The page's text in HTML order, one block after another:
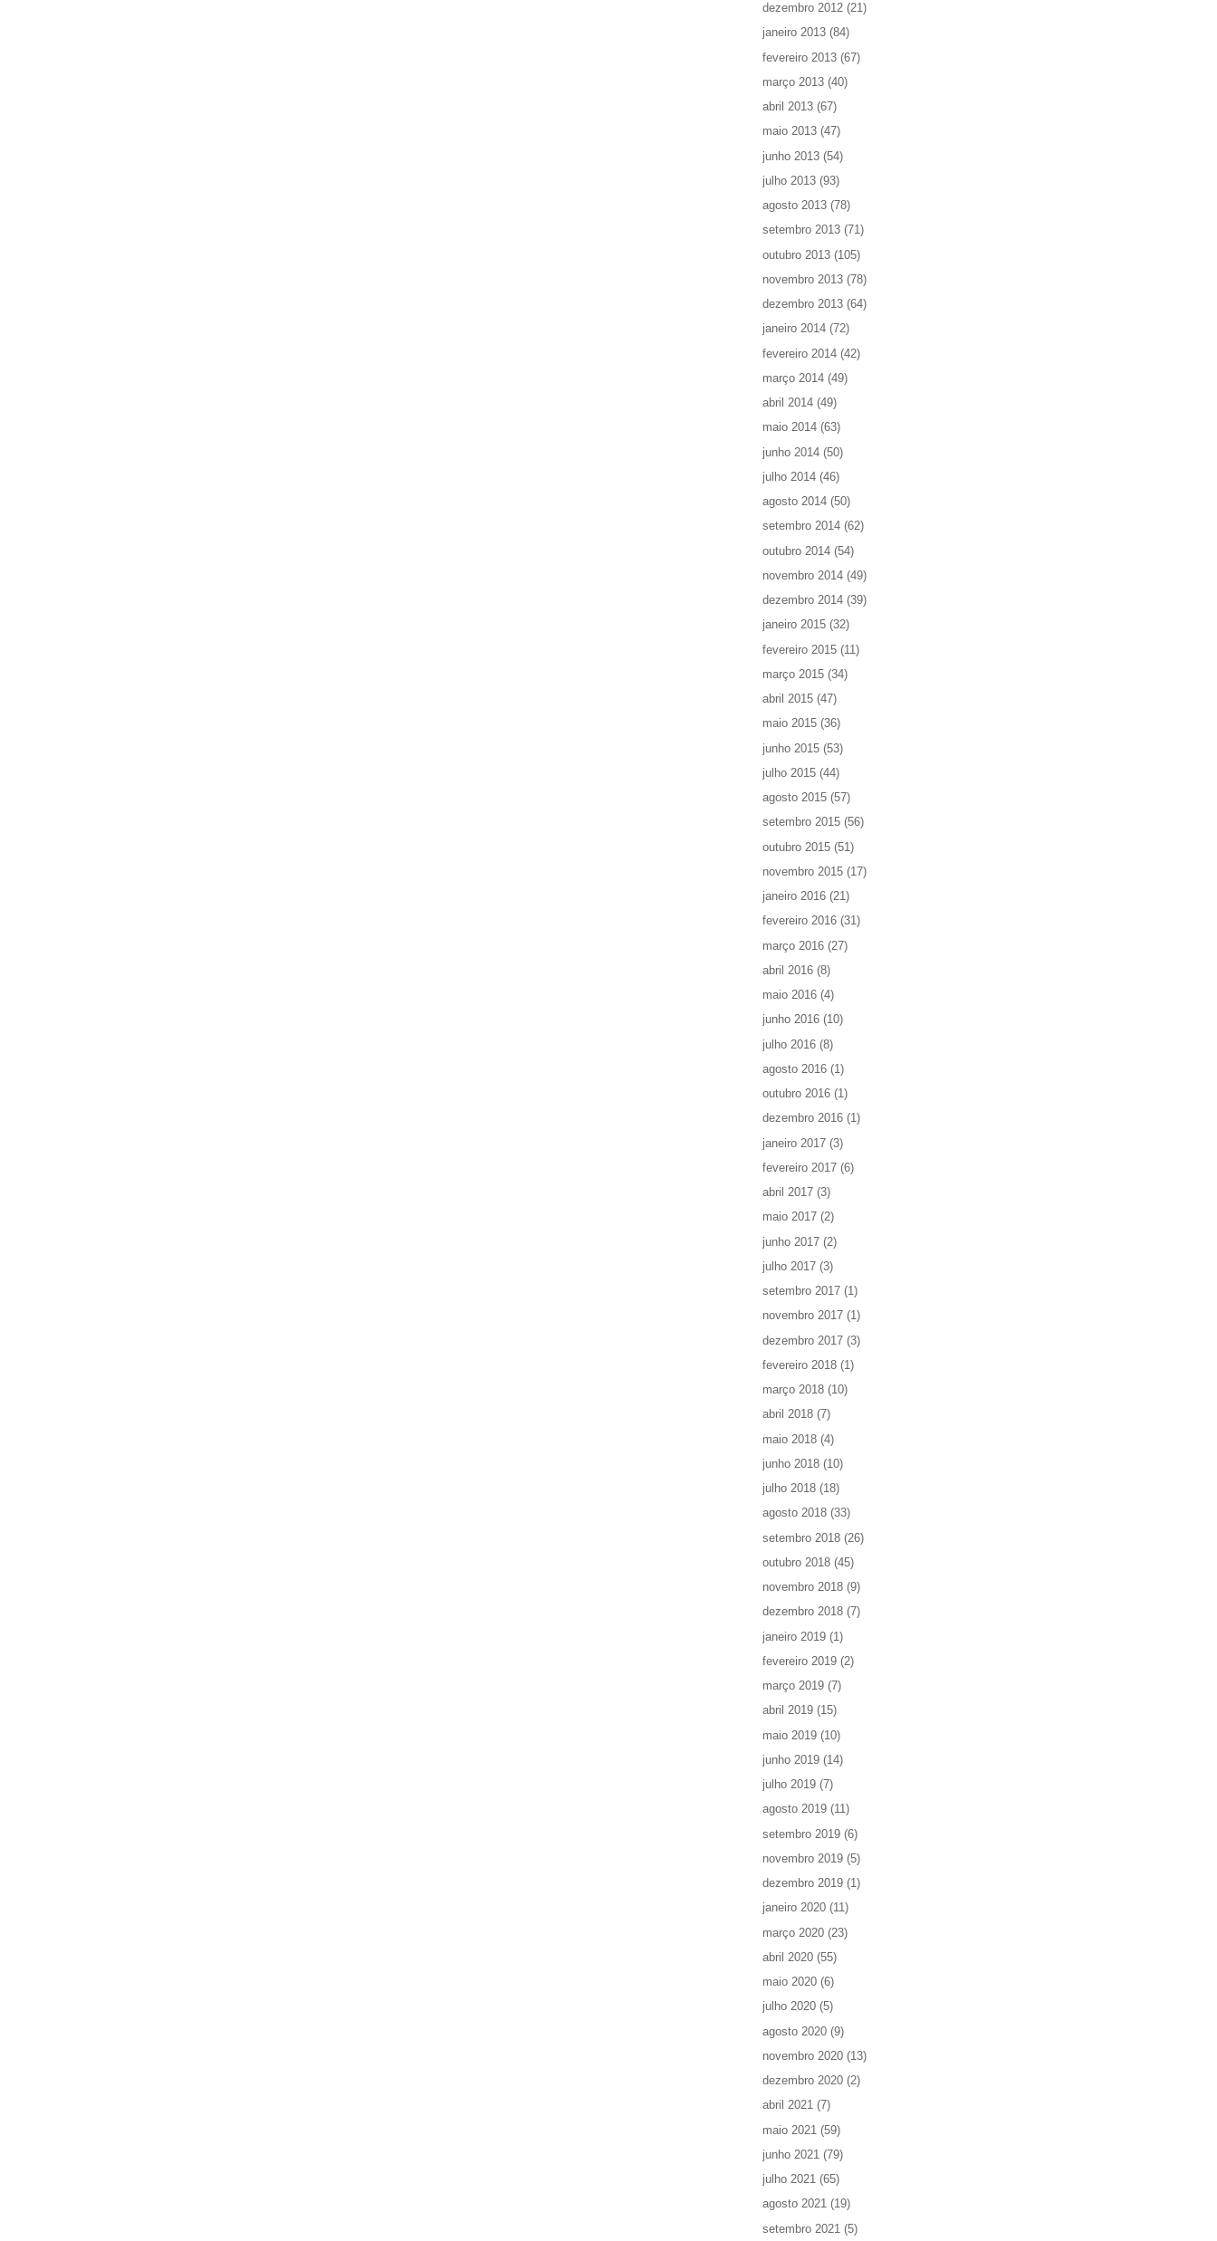
dezembro 2012 (21)
janeiro 2013 (84)
fevereiro 2013 (67)
março 2013 (40)
abril 2013 (67)
maio 2013 (47)
junho 2013 (54)
julho 2013 (93)
agosto 2013 (78)
setembro 2013 (71)
outubro 2013 (105)
novembro 2013 (78)
dezembro 2013 (64)
janeiro 2014 (72)
fevereiro 2014 (42)
março 2014 (49)
abril 2014 (49)
maio 2014 (63)
junho 2014 (50)
julho 2014 (46)
agosto 2014 (50)
setembro 2014 (62)
outubro 2014 (54)
novembro 2014 (49)
dezembro 2014 (39)
janeiro 2015 (32)
fevereiro 2015 (11)
março 2015 (34)
abril 2015 (47)
maio 2015 (36)
junho 2015 (53)
julho 2015 (44)
agosto 2015 (57)
setembro 2015 (56)
outubro 2015 (51)
novembro 2015 (17)
janeiro 2016 (21)
fevereiro 2016 (31)
março 2016 (27)
abril 2016 (8)
maio 2016 (4)
junho 2016 (10)
julho 2016 (8)
agosto 2016 (1)
outubro 2016 (1)
dezembro 2016 (1)
janeiro 2017 (3)
fevereiro 2017 (6)
abril 2017 (3)
maio 2017 (2)
junho 2017 (2)
julho 2017 (3)
setembro 2017 (1)
novembro 2017 (1)
dezembro 2017 (3)
fevereiro 2018 (1)
março 2018 (10)
abril 2018 (7)
maio 2018 (4)
junho 2018 (10)
julho 2018 (18)
agosto 2018 (33)
setembro 2018 (26)
outubro 2018 (45)
novembro 2018 (9)
dezembro 2018 (7)
janeiro 2019 (1)
fevereiro 2019 (2)
março 2019 (7)
abril 2019 (15)
maio 2019 (10)
junho 2019 (14)
julho 2019 (7)
agosto 2019 (11)
setembro 2019 (6)
novembro 2019 (5)
dezembro 2019 (1)
janeiro 2020 (11)
março 2020 (23)
abril 2020 (55)
maio 2020 (6)
julho 2020 (5)
agosto 2020 (9)
novembro 2020 (13)
dezembro 2020 (2)
abril 2021 (7)
maio 2021 (59)
junho 2021 (79)
julho 2021 (65)
agosto 2021 (19)
setembro 2021 (5)